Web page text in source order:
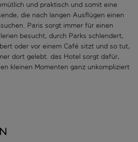
und praktisch und somit eine
die nach langen Ausflügen einen
Paris sorgt immer für einen
besucht, durch Parks schlendert,
oder vor einem Café sitzt und so tut,
dort gelebt. das Hotel sorgt dafür,
kleinen Momenten ganz unkompliziert